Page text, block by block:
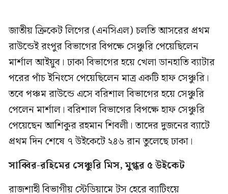
জাতীয় ক্রিকেট লিগের (এনসিএল) চলতি আসরের প্রথম
রাউন্ডেই রংপুর বিভাগের বিপক্ষে সেঞ্চুরি পেয়েছিলেন
মার্শাল আইয়ুব। ঢাকা বিভাগের হয়ে খেলা ডানহাতি ব্যাটার
পরের পাঁচ ইনিংসে পেয়েছিলেন মাত্র একটি হাফ সেঞ্চুরি।
তবে পঞ্চম রাউন্ডে এসে বরিশাল বিভাগের হয়ে সেঞ্চুরি
পেলেন মার্শাল। বরিশাল বিভাগের বিপক্ষে হাফ সেঞ্চুরি
পেয়েছেন আশিকুর রহমান শিবলী। তাদের দুজনের ব্যাটে
প্রথম দিন শেষে ৭ উইকেটে ২৪৬ রান তুলেছে ঢাকা।
সাব্বির-রহিমের সেঞ্চুরি মিস, মুগ্ধর ৫ উইকেট
রাজশাহী বিভাগীয় স্টেডিয়ামে টস হেরে ব্যাটিংয়ে